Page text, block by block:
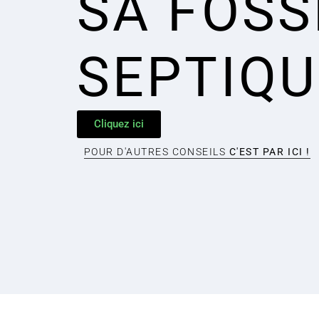
Cliquez ici
POUR D'AUTRES CONSEILS C'EST PAR ICI !